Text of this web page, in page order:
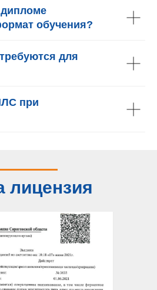
обучения?
для
при
лицензия